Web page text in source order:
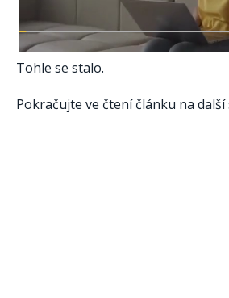
Tohle se stalo.
Pokračujte ve čtení článku na další